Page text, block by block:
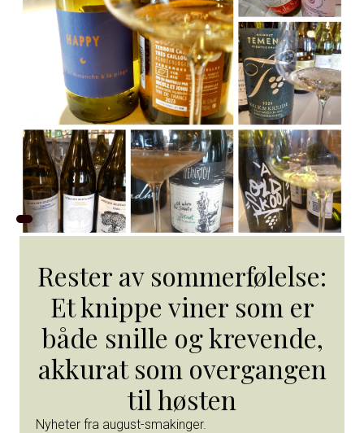
Rester av sommerfølelse:
Et knippe viner som er
både snille og krevende,
akkurat som overgangen
til høsten
Nyheter fra august-smakinger.